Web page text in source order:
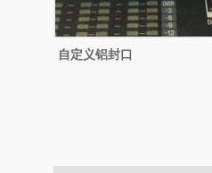
自定义铝封口